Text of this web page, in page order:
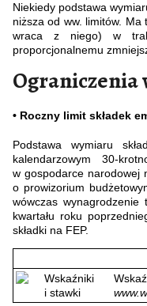
Niekiedy podstawa
niższa od ww. limitów.
wraca z niego) w
proporcjonalnemu
Ograniczenia
• Roczny limit składek
Podstawa wymiaru
kalendarzowym 30-
w gospodarce narodowej
o prowizorium
wówczas
kwartału roku
składki na FEP.